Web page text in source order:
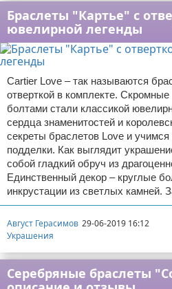
Браслеты "Картье" с
ювелирной легенды
Cartier Love – так называются
отверткой в комплекте.
болтами стали классикой
сердца знаменитостей и
секреты браслетов Love и учимся
подделки. Как выглядит
собой гладкий обруч из
Единственный декор – круглые
инкрустации из светлых камней.
Август Герасимов 29-06-2019 16:12
Украшения
Серебряные браслеты